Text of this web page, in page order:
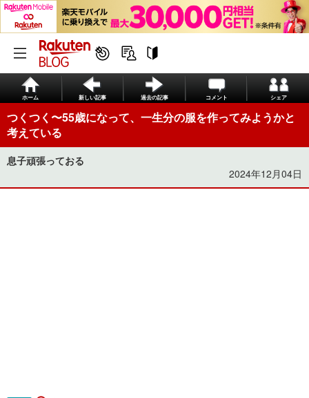
ホーム 新しい記事 過去の記事 コメント シェア
つくつく〜55歳になって、一生分の服を作ってみようかと
考えている
息子頑張っておる
2024年12月04日